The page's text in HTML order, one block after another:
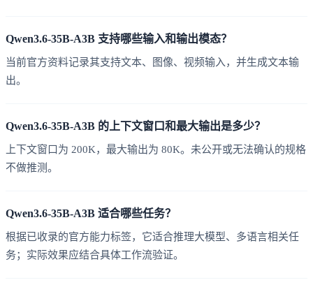
Qwen3.6-35B-A3B 支持哪些输入和输出模态？
当前官方资料记录其支持文本、图像、视频输入，并生成文本输
出。
Qwen3.6-35B-A3B 的上下文窗口和最大输出是多少？
上下文窗口为 200K，最大输出为 80K。未公开或无法确认的规格
不做推测。
Qwen3.6-35B-A3B 适合哪些任务？
根据已收录的官方能力标签，它适合推理大模型、多语言相关任
务；实际效果应结合具体工作流验证。